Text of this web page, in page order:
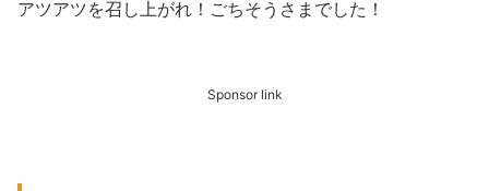
アツアツを召し上がれ！ごちそうさまでした！
Sponsor link